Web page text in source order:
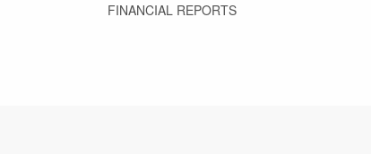
FINANCIAL REPORTS